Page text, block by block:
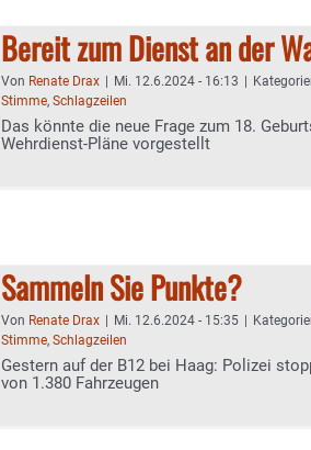
Bereit zum Dienst an der
Von Renate Drax Mi. 12.6.2024 - 16:13
Stimme, Schlagzeilen
Das könnte die neue Frage zum 18.
Wehrdienst-Pläne vorgestellt
Sammeln Sie Punkte?
Von Renate Drax Mi. 12.6.2024 - 15:35
Stimme, Schlagzeilen
Gestern auf der B12 bei Haag: Polizei
von 1.380 Fahrzeugen